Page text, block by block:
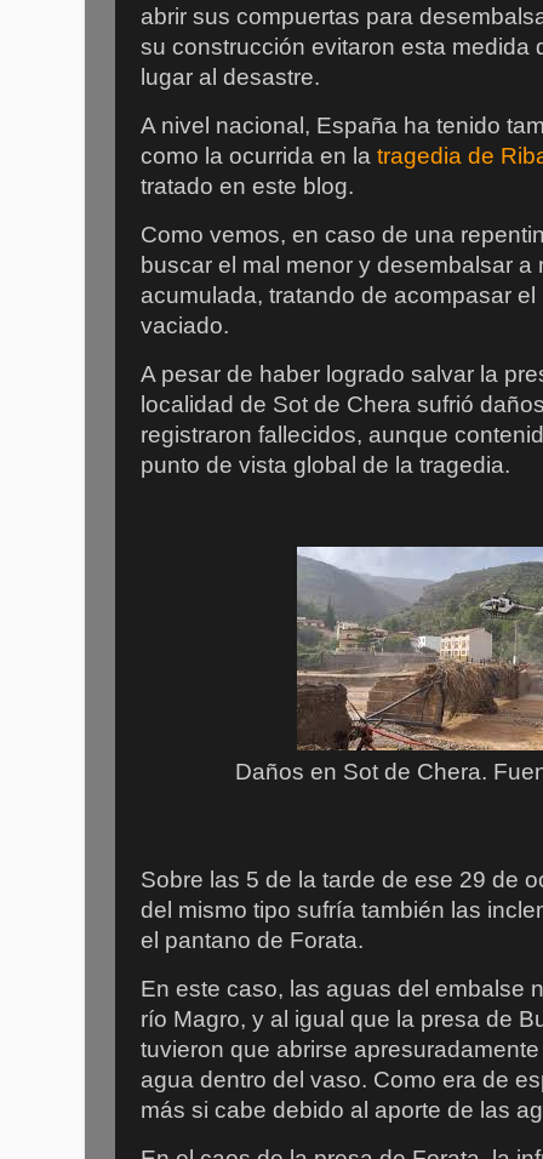
abrir sus compuertas para
su construcción evitaron esta medida
lugar al desastre.
A nivel nacional, España ha tenido
como la ocurrida en la tragedia de
tratado en este blog.
Como vemos, en caso de una
buscar el mal menor y desembalsar
acumulada, tratando de acompasar
vaciado.
A pesar de haber logrado salvar la
localidad de Sot de Chera sufrió
registraron fallecidos, aunque
punto de vista global de la tragedia.
Daños en Sot de Chera.
Sobre las 5 de la tarde de ese 29 de
del mismo tipo sufría también las
el pantano de Forata.
En este caso, las aguas del embalse
río Magro, y al igual que la presa de
tuvieron que abrirse
agua dentro del vaso. Como era de
más si cabe debido al aporte de las